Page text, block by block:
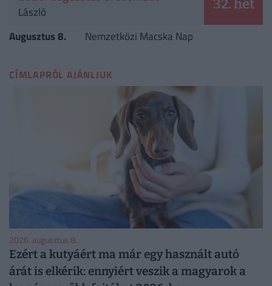
László 32. hét
Augusztus 8. Nemzetközi Macska Nap
CÍMLAPRÓL AJÁNLJUK
2026. augusztus 8.
Ezért a kutyáért ma már egy használt autó
árát is elkérik: ennyiért veszik a magyarok a